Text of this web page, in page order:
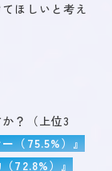
ほしいと考え
？（上位3
（75.5%）』
72.8%）』